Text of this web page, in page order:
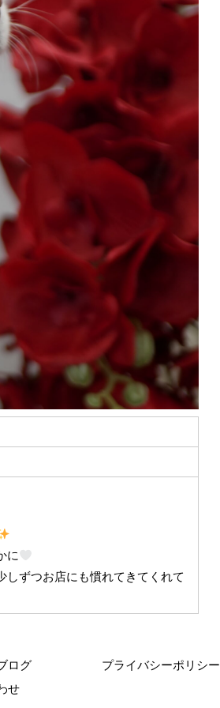
に
しずつお店にも慣れてきてくれて
ログ
せ
プライバシーポリシー